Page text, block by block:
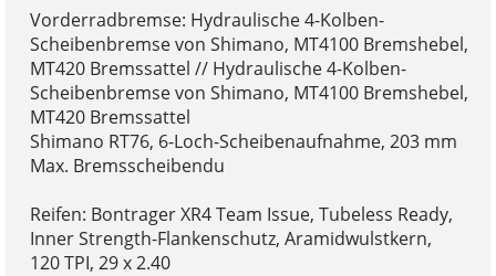
Vorderradbremse: Hydraulische 4-Kolben-
Scheibenbremse von Shimano, MT4100 Bremshebel,
MT420 Bremssattel // Hydraulische 4-Kolben-
Scheibenbremse von Shimano, MT4100 Bremshebel,
MT420 Bremssattel
Shimano RT76, 6-Loch-Scheibenaufnahme, 203 mm
Max. Bremsscheibendu
Reifen: Bontrager XR4 Team Issue, Tubeless Ready,
Inner Strength-Flankenschutz, Aramidwulstkern,
120 TPI, 29 x 2.40